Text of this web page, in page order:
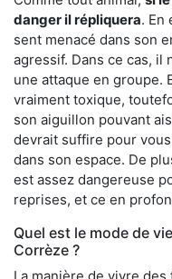
danger il répliquera. En
sent menacé dans son
agressif. Dans ce cas, il
une attaque en groupe.
vraiment toxique,
son aiguillon pouvant
devrait suffire pour
dans son espace. De
est assez dangereuse
reprises, et ce en
Quel est le mode de
Corrèze ?
La manière de vivre